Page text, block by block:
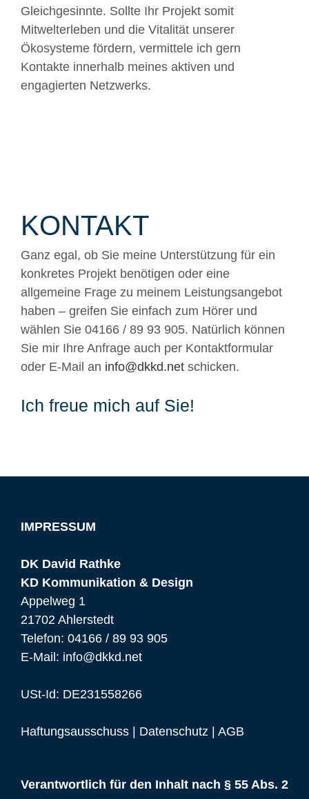
Gleichgesinnte. Sollte Ihr Projekt somit
Mitwelterleben und die Vitalität unserer
Ökosysteme fördern, vermittele ich gern
Kontakte innerhalb meines aktiven und
engagierten Netzwerks.
KONTAKT
Ganz egal, ob Sie meine Unterstützung für ein
konkretes Projekt benötigen oder eine
allgemeine Frage zu meinem Leistungsangebot
haben – greifen Sie einfach zum Hörer und
wählen Sie 04166 / 89 93 905. Natürlich können
Sie mir Ihre Anfrage auch per Kontaktformular
oder E-Mail an info@dkkd.net schicken.
Ich freue mich auf Sie!
IMPRESSUM
DK David Rathke
KD Kommunikation & Design
Appelweg 1
21702 Ahlerstedt
Telefon: 04166 / 89 93 905
E-Mail: info@dkkd.net
USt-Id: DE231558266
Haftungsausschuss Datenschutz AGB
Verantwortlich für den Inhalt nach § 55 Abs. 2